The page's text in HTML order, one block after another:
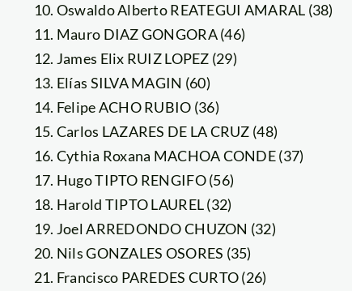
Oswaldo Alberto REATEGUI AMARAL (38)
Mauro DIAZ GONGORA (46)
James Elix RUIZ LOPEZ (29)
Elías SILVA MAGIN (60)
Felipe ACHO RUBIO (36)
Carlos LAZARES DE LA CRUZ (48)
Cythia Roxana MACHOA CONDE (37)
Hugo TIPTO RENGIFO (56)
Harold TIPTO LAUREL (32)
Joel ARREDONDO CHUZON (32)
Nils GONZALES OSORES (35)
Francisco PAREDES CURTO (26)